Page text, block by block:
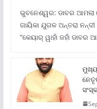
ଭୁବନେଶ୍ୱର: ଡାବର
ଗାୟିକା ଯୁଗଳ ଅନ୍ତରା
“କେୟାର୍ ୱାହାଁ ଜହାଁ ଡାବର